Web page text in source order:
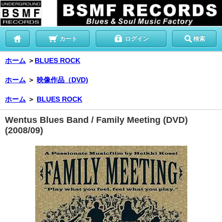
カート ログイン 検索
ホーム ＞ BLUES ROCK
ホーム ＞ 映像作品（DVD)
ホーム ＞ BLUES ROCK
Wentus Blues Band / Family Meeting (DVD)
(2008/09)